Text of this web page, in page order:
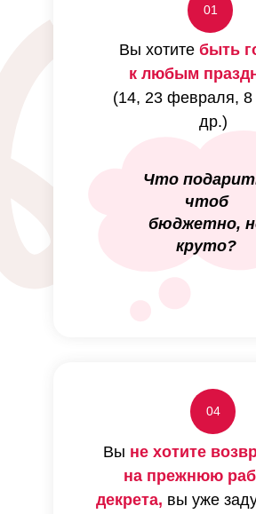
04
Вы не хотите
на прежнюю
декрета, вы уже
Вы хотите быть
к любым
(14, 23 февраля, 8
др.)
01
Что
чтоб
бюджетно,
круто?